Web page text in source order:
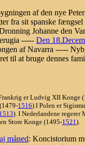
af den nye
fra sit spanske
Johanne den
----- Den
af Navarra -----
ret til at bruge dennes
er Ludvig XII Konge
1516) I Polen er
1513). I Nederlandene
Store Konge (1495-1521).
måned: Koncistorium